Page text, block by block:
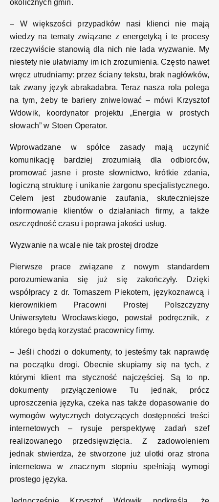
okolicznych gmin.
– W większości przypadków nasi klienci nie mają
wiedzy na tematy związane z energetyką i te procesy
rzeczywiście stanowią dla nich nie lada wyzwanie. My
niestety nie ułatwiamy im ich zrozumienia. Często nawet
wręcz utrudniamy: przez ściany tekstu, brak nagłówków,
tak zwany język abrakadabra. Teraz nasza rola polega
na tym, żeby te bariery zniwelować – mówi Krzysztof
Wdowik, koordynator projektu „Energia w prostych
słowach” w Stoen Operator.
Wprowadzane w spółce zasady mają uczynić
komunikację bardziej zrozumiałą dla odbiorców,
promować jasne i proste słownictwo, krótkie zdania,
logiczną strukturę i unikanie żargonu specjalistycznego.
Celem jest zbudowanie zaufania, skuteczniejsze
informowanie klientów o działaniach firmy, a także
oszczędność czasu i poprawa jakości usług.
Wyzwanie na wcale nie tak prostej drodze
Pierwsze prace związane z nowym standardem
porozumiewania się już się zakończyły. Dzięki
współpracy z dr. Tomaszem Piekotem, językoznawcą i
kierownikiem Pracowni Prostej Polszczyzny
Uniwersytetu Wrocławskiego, powstał podręcznik, z
którego będą korzystać pracownicy firmy.
– Jeśli chodzi o dokumenty, to jesteśmy tak naprawdę
na początku drogi. Obecnie skupiamy się na tych, z
którymi klient ma styczność najczęściej. Są to np.
dokumenty przyłączeniowe Tu jednak, prócz
uproszczenia języka, czeka nas także dopasowanie do
wymogów wytycznych dotyczących dostępności treści
internetowych – rysuje perspektywę zadań szef
realizowanego przedsięwzięcia. Z zadowoleniem
jednak stwierdza, że stworzone już ulotki oraz strona
internetowa w znacznym stopniu spełniają wymogi
prostego języka.